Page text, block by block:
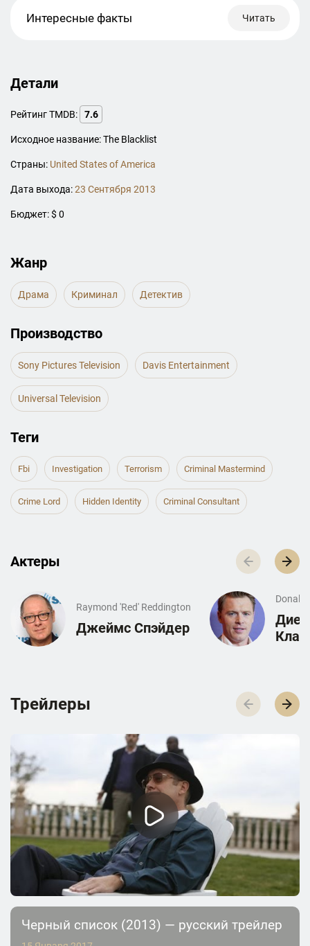
Интересные факты Читать
Детали
Рейтинг TMDB: 7.6
Исходное название: The Blacklist
Страны: United States of America
Дата выхода:23 Сентября 2013
Бюджет: $ 0
Жанр
Драма Криминал Детектив
Производство
Sony Pictures Television Davis Entertainment
Universal Television
Теги
Fbi Investigation Terrorism Criminal Mastermind
Crime Lord Hidden Identity Criminal Consultant
Актеры
Raymond 'Red' Reddington
Джеймс Спэйдер
Donald
Трейлеры
Черный список (2013) — русский трейлер